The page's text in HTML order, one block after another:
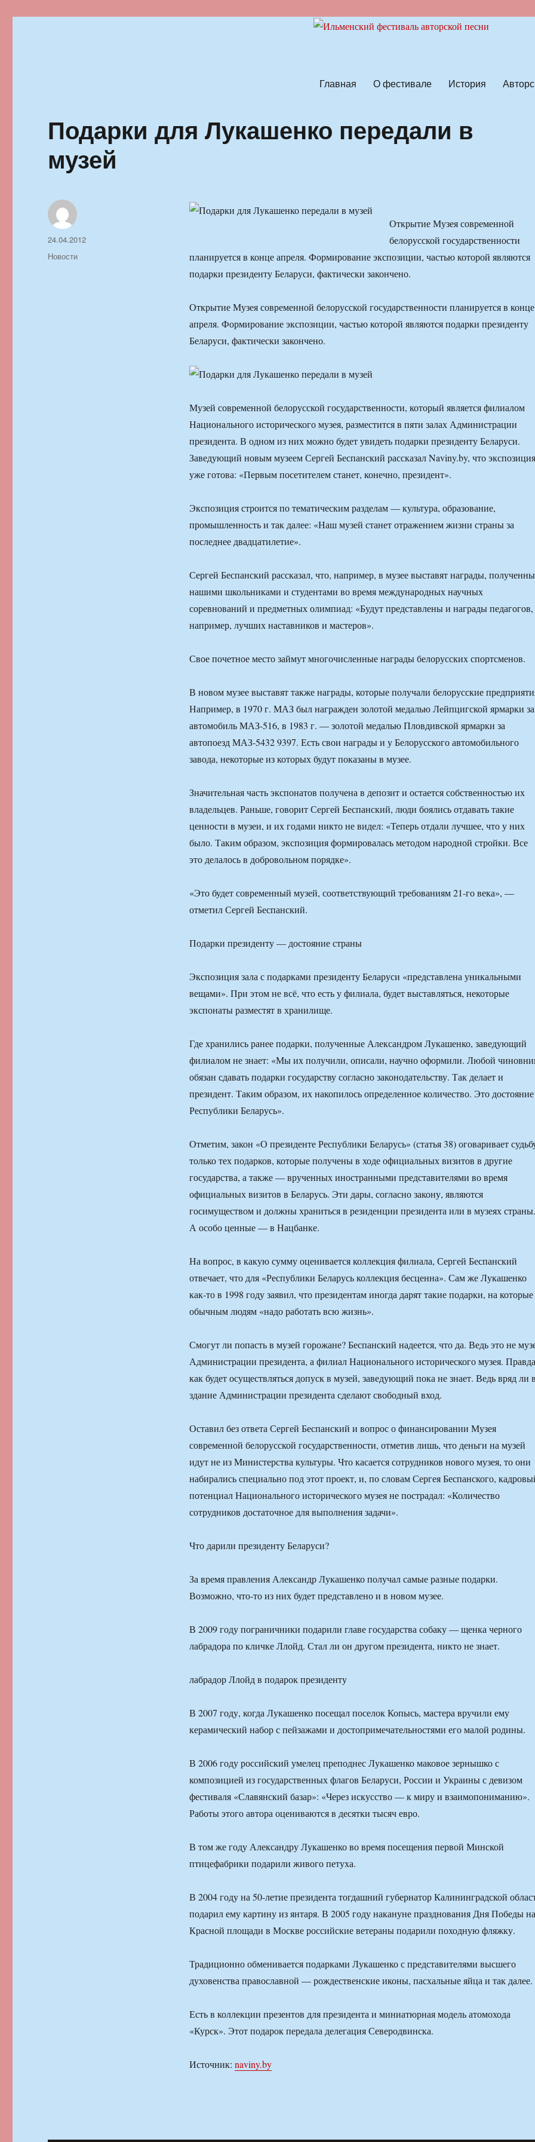
Главная О фестивале История
Подарки для Лукашенко передали в
музей
Открытие Музея современной
белорусской государственности
планируется в конце апреля. Формирование экспозиции, частью которой являются
подарки президенту Беларуси, фактически закончено.
Открытие Музея современной белорусской государственности планируется в конце
апреля. Формирование экспозиции, частью которой являются подарки президенту
Беларуси, фактически закончено.
Музей современной белорусской государственности, который является филиалом
Национального исторического музея, разместится в пяти залах Администрации
президента. В одном из них можно будет увидеть подарки президенту Беларуси.
Заведующий новым музеем Сергей Беспанский рассказал Naviny.by, что экспозиция
уже готова: «Первым посетителем станет, конечно, президент».
Экспозиция строится по тематическим разделам — культура, образование,
промышленность и так далее: «Наш музей станет отражением жизни страны за
последнее двадцатилетие».
Сергей Беспанский рассказал, что, например, в музее выставят награды,
нашими школьниками и студентами во время международных научных
соревнований и предметных олимпиад: «Будут представлены и награды педагогов,
например, лучших наставников и мастеров».
Свое почетное место займут многочисленные награды белорусских спортсменов.
В новом музее выставят также награды, которые получали белорусские
Например, в 1970 г. МАЗ был награжден золотой медалью Лейпцигской ярмарки за
автомобиль МАЗ-516, в 1983 г. — золотой медалью Пловдивской ярмарки за
автопоезд МАЗ-5432 9397. Есть свои награды и у Белорусского автомобильного
завода, некоторые из которых будут показаны в музее.
Значительная часть экспонатов получена в депозит и остается собственностью их
владельцев. Раньше, говорит Сергей Беспанский, люди боялись отдавать такие
ценности в музеи, и их годами никто не видел: «Теперь отдали лучшее, что у них
было. Таким образом, экспозиция формировалась методом народной стройки. Все
это делалось в добровольном порядке».
«Это будет современный музей, соответствующий требованиям 21-го века», —
отметил Сергей Беспанский.
Подарки президенту — достояние страны
Экспозиция зала с подарками президенту Беларуси «представлена уникальными
вещами». При этом не всё, что есть у филиала, будет выставляться, некоторые
экспонаты разместят в хранилище.
Где хранились ранее подарки, полученные Александром Лукашенко, заведующий
филиалом не знает: «Мы их получили, описали, научно оформили. Любой
обязан сдавать подарки государству согласно законодательству. Так делает и
президент. Таким образом, их накопилось определенное количество. Это достояние
Республики Беларусь».
Отметим, закон «О президенте Республики Беларусь» (статья 38) оговаривает
только тех подарков, которые получены в ходе официальных визитов в другие
государства, а также — врученных иностранными представителями во время
официальных визитов в Беларусь. Эти дары, согласно закону, являются
госимуществом и должны храниться в резиденции президента или в музеях страны.
А особо ценные — в Нацбанке.
На вопрос, в какую сумму оценивается коллекция филиала, Сергей Беспанский
отвечает, что для «Республики Беларусь коллекция бесценна». Сам же Лукашенко
как-то в 1998 году заявил, что президентам иногда дарят такие подарки, на которые
обычным людям «надо работать всю жизнь».
Смогут ли попасть в музей горожане? Беспанский надеется, что да. Ведь это не
Администрации президента, а филиал Национального исторического музея.
как будет осуществляться допуск в музей, заведующий пока не знает. Ведь вряд ли
здание Администрации президента сделают свободный вход.
Оставил без ответа Сергей Беспанский и вопрос о финансировании Музея
современной белорусской государственности, отметив лишь, что деньги на музей
идут не из Министерства культуры. Что касается сотрудников нового музея, то они
набирались специально под этот проект, и, по словам Сергея Беспанского,
потенциал Национального исторического музея не пострадал: «Количество
сотрудников достаточное для выполнения задачи».
Что дарили президенту Беларуси?
За время правления Александр Лукашенко получал самые разные подарки.
Возможно, что-то из них будет представлено и в новом музее.
В 2009 году пограничники подарили главе государства собаку — щенка черного
лабрадора по кличке Ллойд. Стал ли он другом президента, никто не знает.
лабрадор Ллойд в подарок президенту
В 2007 году, когда Лукашенко посещал поселок Копысь, мастера вручили ему
керамический набор с пейзажами и достопримечательностями его малой родины.
В 2006 году российский умелец преподнес Лукашенко маковое зернышко с
композицией из государственных флагов Беларуси, России и Украины с девизом
фестиваля «Славянский базар»: «Через искусство — к миру и взаимопониманию».
Работы этого автора оцениваются в десятки тысяч евро.
В том же году Александру Лукашенко во время посещения первой Минской
птицефабрики подарили живого петуха.
В 2004 году на 50-летие президента тогдашний губернатор Калининградской
подарил ему картину из янтаря. В 2005 году накануне празднования Дня Победы на
Красной площади в Москве российские ветераны подарили походную фляжку.
Традиционно обменивается подарками Лукашенко с представителями высшего
духовенства православной — рождественские иконы, пасхальные яйца и так далее.
Есть в коллекции презентов для президента и миниатюрная модель атомохода
«Курск». Этот подарок передала делегация Северодвинска.
Источник: naviny.by
Автор
Опубликовано
24.04.2012
Рубрики
Новости